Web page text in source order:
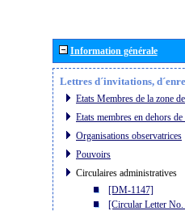
Information générale
Lettres d´invitations,
Etats Membres de la zone
Etats membres en dehors
Organisations observatrices
Pouvoirs
Circulaires administratives
[DM-1147]
[Circular Letter